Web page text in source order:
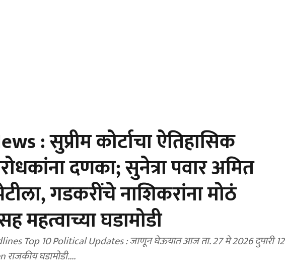
: सुप्रीम कोर्टाचा ऐतिहासिक
दणका; सुनेत्रा पवार अमित
गडकरींचे नाशिकरांना मोठं
महत्वाच्या घडामोडी
Top 10 Political Updates : जाणून घेऊयात आज ता. 27 मे 2026 दुपारी 12
राजकीय घडामोडी....